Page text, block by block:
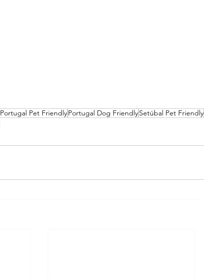
Portugal Pet FriendlyPortugal Dog FriendlySetúbal Pet Friendly